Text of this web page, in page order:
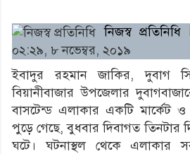
নিজস্ব প্রতিনিধি
০২:২৯, ৮ নভেম্বর, ২০১৯
ইবাদুর রহমান জাকির, দুবাগ
বিয়ানীবাজার উপজেলার
বাসটেন্ড এলাকার একটি মার্কেট ও
পুড়ে গেছে, বুধবার দিবাগত তিনটার
ঘটে। ঘটনাস্থল থেকে এলাকার